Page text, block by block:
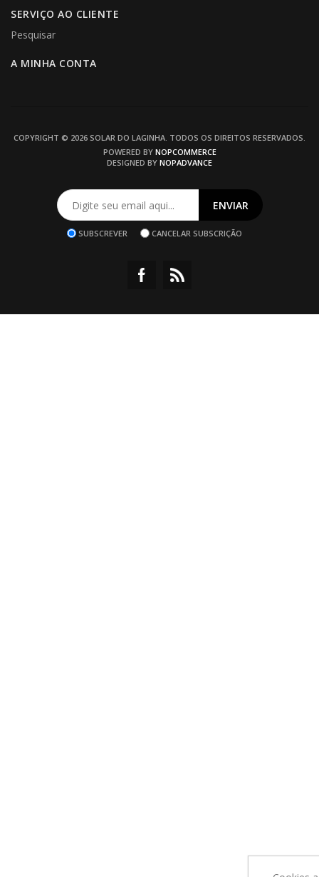
SERVIÇO AO CLIENTE
Pesquisar
A MINHA CONTA
COPYRIGHT © 2026 SOLAR DO LAGINHA. TODOS OS DIREITOS RESERVADOS.
POWERED BY NOPCOMMERCE
DESIGNED BY NOPADVANCE
SUBSCREVER CANCELAR SUBSCRIÇÃO